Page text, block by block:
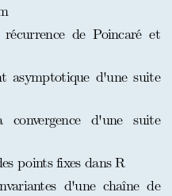
de Poincaré et
asymptotique d'une suite
d'une suite
points fixes dans R
d'une chaîne de